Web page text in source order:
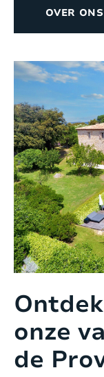
OVER ONS
onze
de